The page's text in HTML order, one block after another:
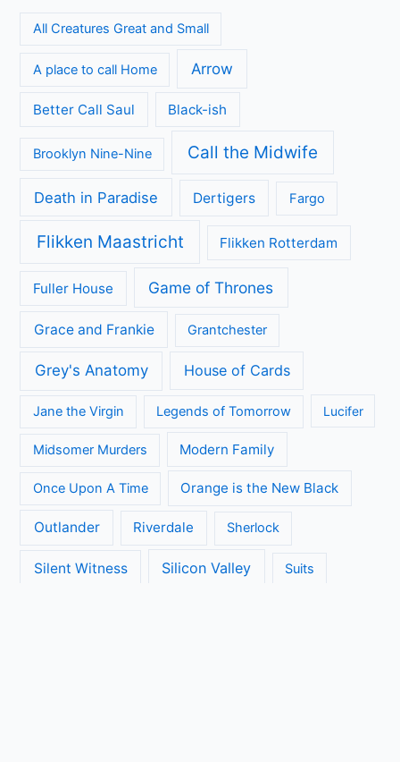
All Creatures Great and Small
A place to call Home Arrow
Better Call Saul Black-ish
Brooklyn Nine-Nine Call the Midwife
Death in Paradise Dertigers Fargo
Flikken Maastricht Flikken Rotterdam
Fuller House Game of Thrones
Grace and Frankie Grantchester
Grey's Anatomy House of Cards
Jane the Virgin Legends of Tomorrow Lucifer
Midsomer Murders Modern Family
Once Upon A Time Orange is the New Black
Outlander Riverdale Sherlock
Silent Witness Silicon Valley Suits